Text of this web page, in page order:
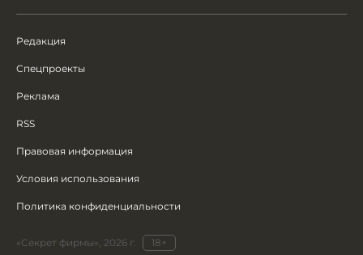
Редакция
Спецпроекты
Реклама
RSS
Правовая информация
Условия использования
Политика конфиденциальности
«Секрет фирмы», 2026 г. 18+